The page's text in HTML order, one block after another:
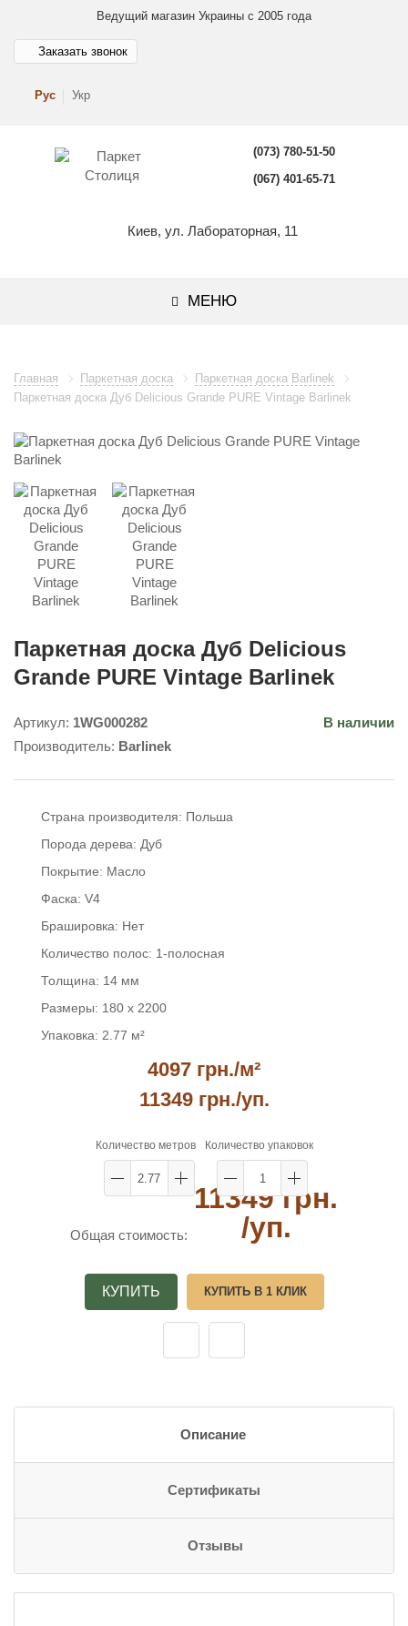
Ведущий магазин Украины с 2005 года
Рус Укр
Заказать звонок
(073) 780-51-50
(067) 401-65-71
Киев, ул. Лабораторная, 11
МЕНЮ
Главная Паркетная доска
Паркетная доска Barlinek
Паркетная доска Дуб Delicious Grande PURE Vintage Barlinek
Паркетная доска Дуб Delicious
Grande PURE Vintage Barlinek
Артикул: 1WG000282
В наличии
Производитель: Barlinek
Страна производителя: Польша
Порода дерева: Дуб
Покрытие: Масло
Фаска: V4
Брашировка: Нет
Количество полос: 1-полосная
Толщина: 14 мм
Размеры: 180 x 2200
Упаковка: 2.77 м²
4097 грн./м²
11349 грн./уп.
Количество метров Количество упаковок
Общая стоимость:
11349 грн.
/уп.
КУПИТЬ КУПИТЬ В 1 КЛИК
Описание
Сертификаты
Отзывы